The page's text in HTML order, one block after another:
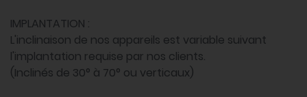
IMPLANTATION :
L'inclinaison de nos appareils est variable suivant
l'implantation requise par nos clients.
(Inclinés de 30° à 70° ou verticaux)